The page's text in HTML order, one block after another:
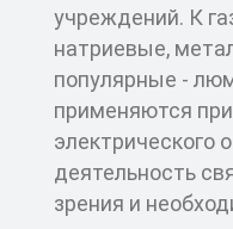
учреждений. К
натриевые,
популярные -
применяются
электрического
деятельность
зрения и